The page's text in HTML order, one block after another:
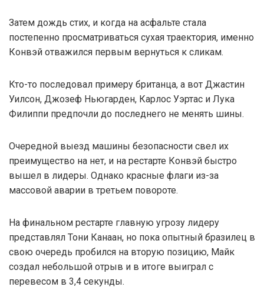
Затем дождь стих, и когда на асфальте стала
постепенно просматриваться сухая траектория, именно
Конвэй отважился первым вернуться к сликам.
Кто-то последовал примеру британца, а вот Джастин
Уилсон, Джозеф Ньюгарден, Карлос Уэртас и Лука
Филиппи предпочли до последнего не менять шины.
Очередной выезд машины безопасности свел их
преимущество на нет, и на рестарте Конвэй быстро
вышел в лидеры. Однако красные флаги из-за
массовой аварии в третьем повороте.
На финальном рестарте главную угрозу лидеру
представлял Тони Канаан, но пока опытный бразилец в
свою очередь пробился на вторую позицию, Майк
создал небольшой отрыв и в итоге выиграл с
перевесом в 3,4 секунды.